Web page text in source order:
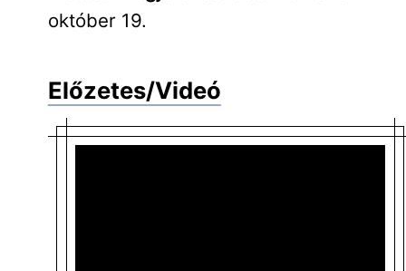
október 19.
Előzetes/Videó